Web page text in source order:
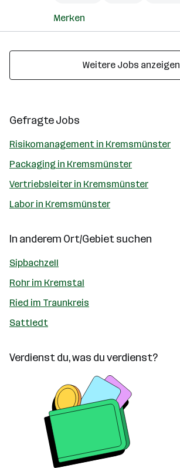
Merken
Weitere Jobs anzeigen
Gefragte Jobs
Risikomanagement in Kremsmünster
Packaging in Kremsmünster
Vertriebsleiter in Kremsmünster
Labor in Kremsmünster
In anderem Ort/Gebiet suchen
Sipbachzell
Rohr im Kremstal
Ried im Traunkreis
Sattledt
Verdienst du, was du verdienst?